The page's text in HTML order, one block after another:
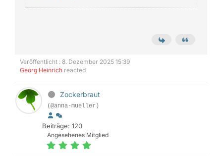
Veröffentlicht : 8. Dezember 2025 15:39
Georg Heinrich reacted
Zockerbraut
(@anna-mueller)
Beiträge: 120
Angesehenes Mitglied